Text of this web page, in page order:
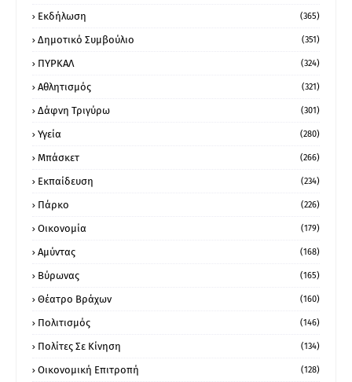
Εκδήλωση (365)
Δημοτικό Συμβούλιο (351)
ΠΥΡΚΑΛ (324)
Αθλητισμός (321)
Δάφνη Τριγύρω (301)
Υγεία (280)
Μπάσκετ (266)
Εκπαίδευση (234)
Πάρκο (226)
Οικονομία (179)
Αμύντας (168)
Βύρωνας (165)
Θέατρο Βράχων (160)
Πολιτισμός (146)
Πολίτες Σε Κίνηση (134)
Οικονομική Επιτροπή (128)